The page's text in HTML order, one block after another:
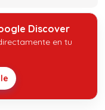
Discover
en tu